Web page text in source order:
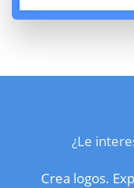
¿Le
Crea logos.